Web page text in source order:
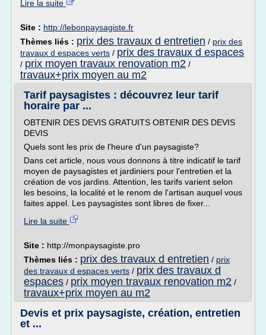
Lire la suite
Site : http://lebonpaysagiste.fr
Thèmes liés : prix des travaux d entretien / prix des
travaux d espaces verts / prix des travaux d espaces
/ prix moyen travaux renovation m2 /
travaux+prix moyen au m2
Tarif paysagistes : découvrez leur tarif
horaire par ...
OBTENIR DES DEVIS GRATUITS OBTENIR DES DEVIS
DEVIS
Quels sont les prix de l'heure d'un paysagiste?
Dans cet article, nous vous donnons à titre indicatif le tarif
moyen de paysagistes et jardiniers pour l'entretien et la
création de vos jardins. Attention, les tarifs varient selon
les besoins, la localité et le renom de l'artisan auquel vous
faites appel. Les paysagistes sont libres de fixer...
Lire la suite
Site : http://monpaysagiste.pro
Thèmes liés : prix des travaux d entretien / prix
des travaux d espaces verts / prix des travaux d
espaces / prix moyen travaux renovation m2 /
travaux+prix moyen au m2
Devis et prix paysagiste, création, entretien
et ...